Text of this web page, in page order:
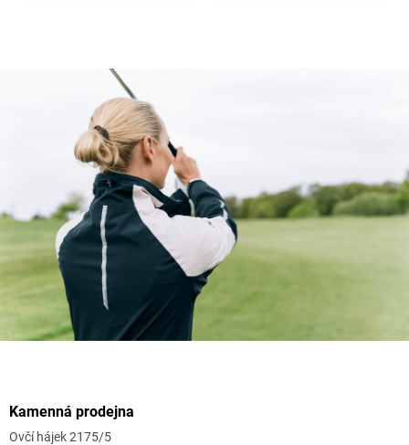
Kamenná prodejna
Ovčí hájek 2175/5